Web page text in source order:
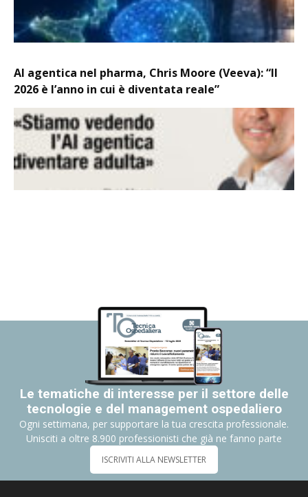
AI agentica nel pharma, Chris Moore (Veeva): “Il
2026 è l’anno in cui è diventata reale”
Le tematiche di interesse per il settore delle
tecnologie e del management ospedaliero
Ogni settimana, per supportare la tua crescita professionale.
Unisciti a oltre 8.900 professionisti che già ne fanno parte
ISCRIVITI ALLA NEWSLETTER